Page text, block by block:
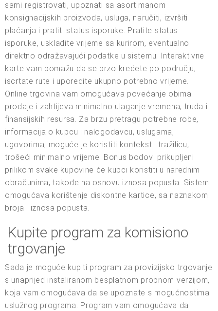
sami registrovati, upoznati sa asortimanom
konsignacijskih proizvoda, usluga, naručiti, izvršiti
plaćanja i pratiti status isporuke. Pratite status
isporuke, uskladite vrijeme sa kurirom, eventualno
direktno odražavajući podatke u sistemu. Interaktivne
karte vam pomažu da se brzo krećete po području,
iscrtate rute i uporedite ukupno potrebno vrijeme.
Online trgovina vam omogućava povećanje obima
prodaje i zahtijeva minimalno ulaganje vremena, truda i
finansijskih resursa. Za brzu pretragu potrebne robe,
informacija o kupcu i nalogodavcu, uslugama,
ugovorima, moguće je koristiti kontekst i tražilicu,
trošeći minimalno vrijeme. Bonus bodovi prikupljeni
prilikom svake kupovine će kupci koristiti u narednim
obračunima, takođe na osnovu iznosa popusta. Sistem
omogućava korištenje diskontne kartice, sa naznakom
broja i iznosa popusta.
Kupite program za komisiono
trgovanje
Sada je moguće kupiti program za provizijsko trgovanje
s unaprijed instaliranom besplatnom probnom verzijom,
koja vam omogućava da se upoznate s mogućnostima
uslužnog programa. Program vam omogućava da